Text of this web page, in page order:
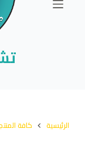
الرئيسية كافة